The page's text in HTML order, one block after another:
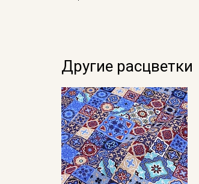
Другие расцветки